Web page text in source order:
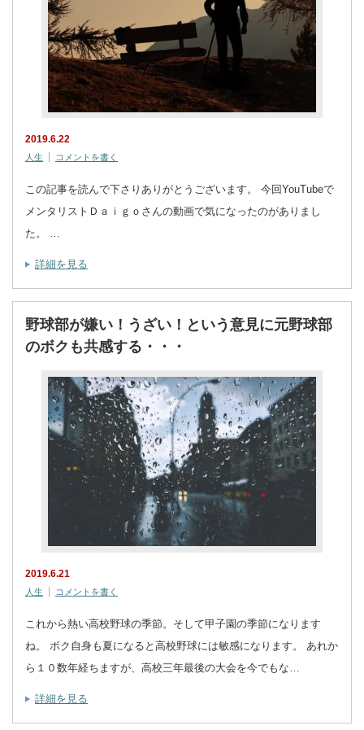
2019.6.22
人生 コメントを書く
この記事を読んで下さりありがとうございます。 今回YouTubeで
メンタリストＤａｉｇｏさんの動画で気になったのがありまし
た。 …
詳細を見る
野球部が嫌い！うざい！という意見に元野球部
のボクも共感する・・・
2019.6.21
人生 コメントを書く
これから熱い高校野球の季節。そして甲子園の季節になります
ね。 ボク自身も夏になると高校野球には敏感になります。 あれか
ら１０数年経ちますが、高校三年最後の大会を今でもな…
詳細を見る